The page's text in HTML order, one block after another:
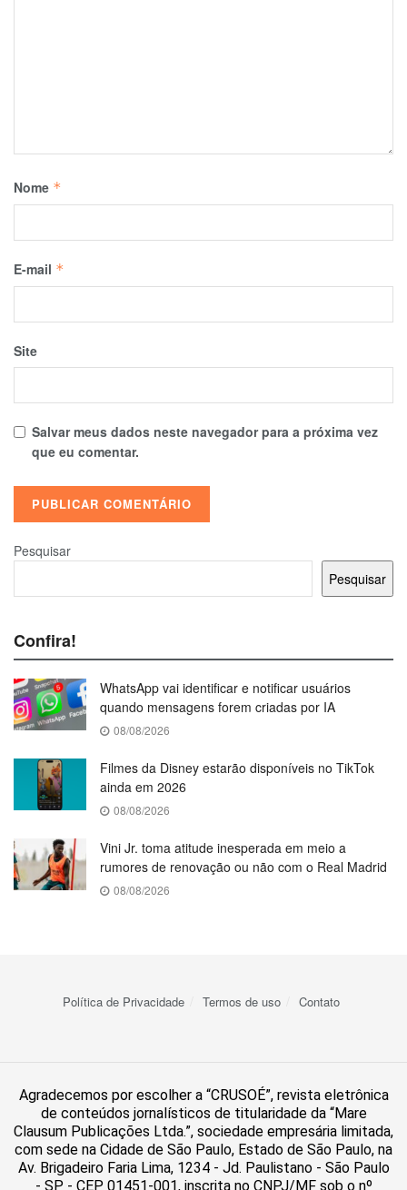
Nome *
E-mail *
Site
Salvar meus dados neste navegador para a próxima vez
que eu comentar.
Pesquisar
Pesquisar
Confira!
WhatsApp vai identificar e notificar usuários
quando mensagens forem criadas por IA
08/08/2026
Filmes da Disney estarão disponíveis no TikTok
ainda em 2026
08/08/2026
Vini Jr. toma atitude inesperada em meio a
rumores de renovação ou não com o Real Madrid
08/08/2026
Política de Privacidade Termos de uso Contato
Agradecemos por escolher a “CRUSOÉ”, revista eletrônica
de conteúdos jornalísticos de titularidade da “Mare
Clausum Publicações Ltda.”, sociedade empresária limitada,
com sede na Cidade de São Paulo, Estado de São Paulo, na
Av. Brigadeiro Faria Lima, 1234 - Jd. Paulistano - São Paulo
- SP - CEP 01451-001, inscrita no CNPJ/MF sob o nº